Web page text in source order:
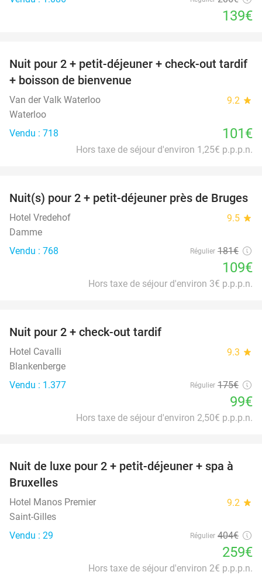
139€
Nuit pour 2 + petit-déjeuner + check-out tardif
+ boisson de bienvenue
Van der Valk Waterloo 9.2 star
Waterloo
Vendu : 718
101€
Hors taxe de séjour d'environ 1,25€ p.p.p.n.
40%
Nuit(s) pour 2 + petit-déjeuner près de Bruges
Hotel Vredehof 9.5 star
Damme
Vendu : 768
Régulier 181€
109€
Hors taxe de séjour d'environ 3€ p.p.p.n.
Nuit pour 2 + check-out tardif
Hotel Cavalli 9.3 star
Blankenberge
Vendu : 1.377
Régulier 175€
99€
Hors taxe de séjour d'environ 2,50€ p.p.p.n.
36%
Nuit de luxe pour 2 + petit-déjeuner + spa à
Bruxelles
Hotel Manos Premier 9.2 star
Saint-Gilles
Vendu : 29
Régulier 404€
259€
Hors taxe de séjour d'environ 2€ p.p.p.n.